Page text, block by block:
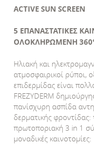
ACTIVE SUN SCREEN
5 ΕΠΑΝΑΣΤΑΤΙΚΕΣ
ΟΛΟΚΛΗΡΩΜΕΝΗ
Ηλιακή και
ατμοσφαιρικοί ρύποι,
επιδερμίδας είναι
FREZYDERM
πανίσχυρη ασπίδα
δερματικής φροντίδας:
πρωτοποριακή 3 in 1
μοναδικές καινοτομίες: